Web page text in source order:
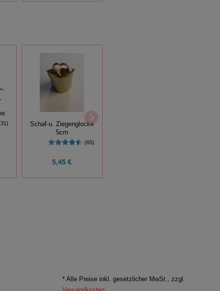
Schaf-u. Ziegenglocke
5cm
(65)
5,45 €
* Alle Preise inkl. gesetzlicher MwSt., zzgl.